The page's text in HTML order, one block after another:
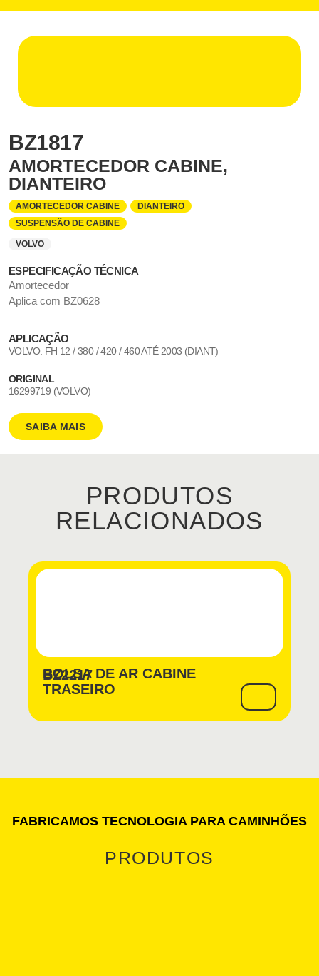
BZ1817
AMORTECEDOR CABINE,
DIANTEIRO
AMORTECEDOR CABINE
DIANTEIRO
SUSPENSÃO DE CABINE
VOLVO
ESPECIFICAÇÃO TÉCNICA
Amortecedor
Aplica com BZ0628
APLICAÇÃO
VOLVO: FH 12 / 380 / 420 / 460 ATÉ 2003 (DIANT)
ORIGINAL
16299719 (VOLVO)
SAIBA MAIS
PRODUTOS
RELACIONADOS
BZ2217
BOLSA DE AR CABINE
TRASEIRO
FABRICAMOS TECNOLOGIA PARA CAMINHÕES
PRODUTOS